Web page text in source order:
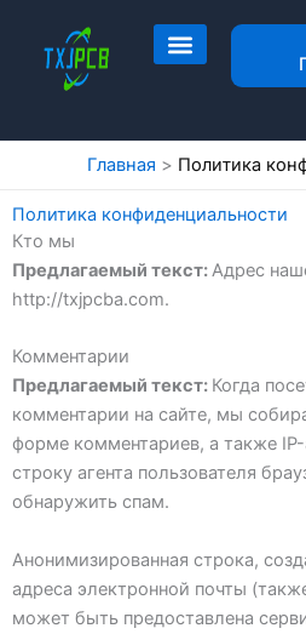
содержимому
Главная Политика
Политика конфиденциальности
Кто мы
Предлагаемый текст:Адрес
http://txjpcba.com.
Комментарии
Предлагаемый текст: Когда
комментарии на сайте, мы
форме комментариев, а также
строку агента пользователя
обнаружить спам.
Анонимизированная строка,
адреса электронной почты
может быть предоставлена